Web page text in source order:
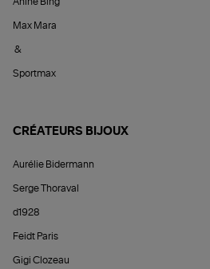
Max Mara
&
Sportmax
CRÉATEURS BIJOUX
Aurélie Bidermann
Serge Thoraval
d1928
Feidt Paris
Gigi Clozeau